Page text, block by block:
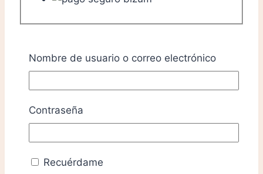
Nombre de usuario o correo electrónico
Contraseña
Recuérdame